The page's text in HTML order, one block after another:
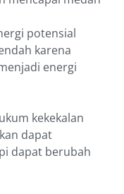
potensial
karena
energi
kekekalan
dapat
dapat berubah